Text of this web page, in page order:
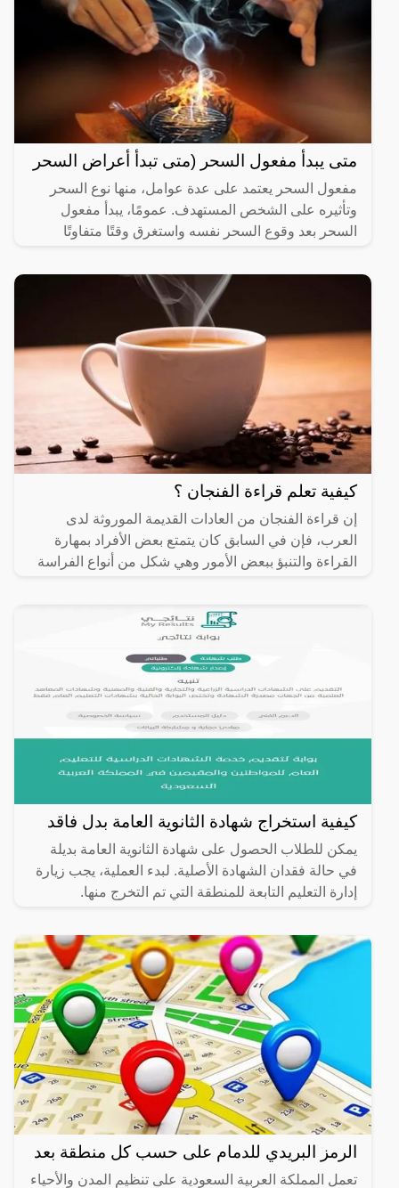
متى يبدأ مفعول السحر (متى تبدأ أعراض السحر
مفعول السحر يعتمد على عدة عوامل، منها نوع السحر
وتأثيره على الشخص المستهدف. عمومًا، يبدأ مفعول
السحر بعد وقوع السحر نفسه واستغرق وقتًا متفاوتًا
كيفية تعلم قراءة الفنجان ؟
إن قراءة الفنجان من العادات القديمة الموروثة لدى
العرب، فإن في السابق كان يتمتع بعض الأفراد بمهارة
القراءة والتنبؤ ببعض الأمور وهي شكل من أنواع الفراسة
كيفية استخراج شهادة الثانوية العامة بدل فاقد
يمكن للطلاب الحصول على شهادة الثانوية العامة بديلة
في حالة فقدان الشهادة الأصلية. لبدء العملية، يجب زيارة
إدارة التعليم التابعة للمنطقة التي تم التخرج منها.
الرمز البريدي للدمام على حسب كل منطقة بعد
تعمل المملكة العربية السعودية على تنظيم المدن والأحياء